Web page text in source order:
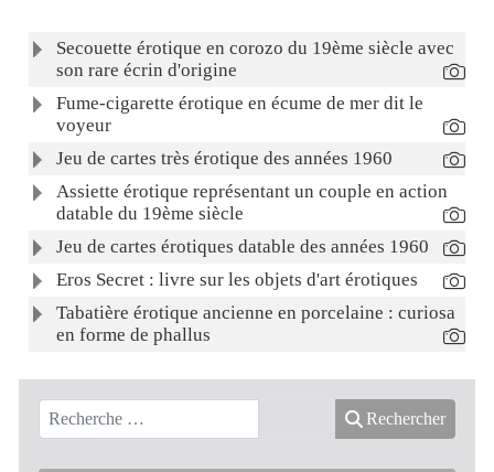
Articles
Titre
Secouette érotique en corozo du 19ème siècle avec
son rare écrin d'origine
Fume-cigarette érotique en écume de mer dit le
voyeur
Jeu de cartes très érotique des années 1960
Assiette érotique représentant un couple en action
datable du 19ème siècle
Jeu de cartes érotiques datable des années 1960
Eros Secret : livre sur les objets d'art érotiques
Tabatière érotique ancienne en porcelaine : curiosa
en forme de phallus
Rechercher